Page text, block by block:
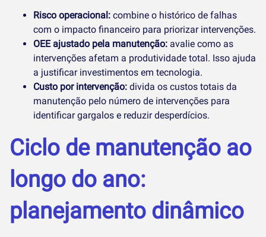
Risco operacional: combine o histórico de falhas
com o impacto financeiro para priorizar intervenções.
OEE ajustado pela manutenção: avalie como as
intervenções afetam a produtividade total. Isso ajuda
a justificar investimentos em tecnologia.
Custo por intervenção: divida os custos totais da
manutenção pelo número de intervenções para
identificar gargalos e reduzir desperdícios.
Ciclo de manutenção ao
longo do ano:
planejamento dinâmico